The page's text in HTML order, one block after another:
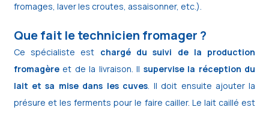
fromages, laver les croutes, assaisonner, etc.).
Que fait le technicien fromager ?
Ce spécialiste est chargé du suivi de la production
fromagèreet de la livraison. Il supervise la réception du
lait et sa mise dans les cuves. Il doit ensuite ajouter la
présure et les ferments pour le faire cailler. Le lait caillé est